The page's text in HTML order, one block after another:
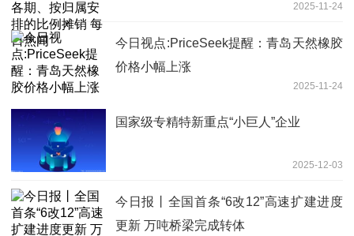
2025-11-24
今日视点:PriceSeek提醒：青岛天然橡胶
价格小幅上涨
2025-11-24
国家级专精特新重点“小巨人”企业
2025-12-03
今日报丨全国首条“6改12”高速扩建进度
更新 万吨桥梁完成转体